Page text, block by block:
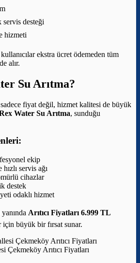
servis desteği
hizmeti
ekstra ücret ödemeden tüm
alır.
Su Arıtma?
sadece fiyat değil, hizmet kalitesi de büyük
Water Su Arıtma, sunduğu
ekip
servis ağı
cihazlar
destek
odaklı hizmet
Arıtıcı Fiyatları 6.999 TL
için büyük bir fırsat sunar.
Çekmeköy Arıtıcı Fiyatları